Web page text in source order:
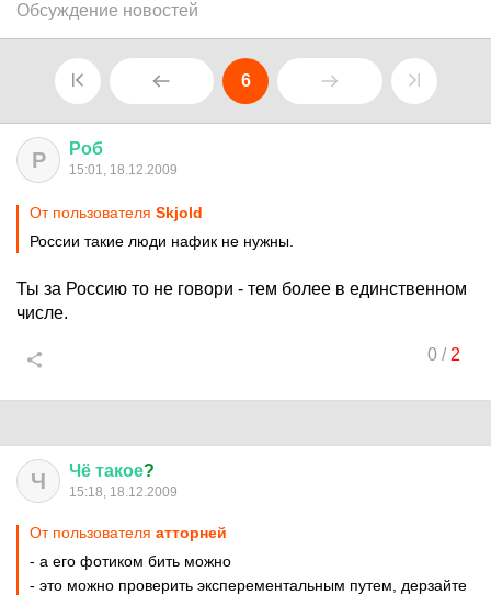
Обсуждение новостей
6
Р Роб
15:01, 18.12.2009
От пользователя Skjold
России такие люди нафик не нужны.
Ты за Россию то не говори - тем более в единственном
числе.
0/ 2
Ч Чё такое?
15:18, 18.12.2009
От пользователя атторней
- а его фотиком бить можно
- это можно проверить эксперементальным путем, дерзайте